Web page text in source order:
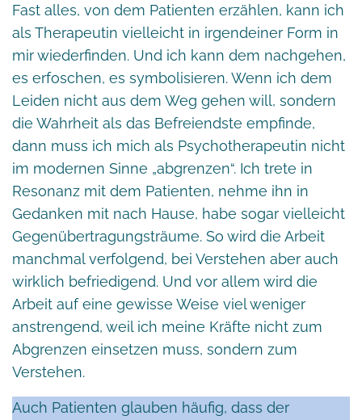
Fast alles, von dem Patienten erzählen, kann ich
als Therapeutin vielleicht in irgendeiner Form in
mir wiederfinden. Und ich kann dem nachgehen,
es erfoschen, es symbolisieren. Wenn ich dem
Leiden nicht aus dem Weg gehen will, sondern
die Wahrheit als das Befreiendste empfinde,
dann muss ich mich als Psychotherapeutin nicht
im modernen Sinne „abgrenzen“. Ich trete in
Resonanz mit dem Patienten, nehme ihn in
Gedanken mit nach Hause, habe sogar vielleicht
Gegenübertragungsträume. So wird die Arbeit
manchmal verfolgend, bei Verstehen aber auch
wirklich befriedigend. Und vor allem wird die
Arbeit auf eine gewisse Weise viel weniger
anstrengend, weil ich meine Kräfte nicht zum
Abgrenzen einsetzen muss, sondern zum
Verstehen.
Auch Patienten glauben häufig, dass der